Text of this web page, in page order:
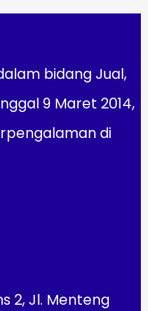
bidang Jual,
9 Maret 2014,
di
2, Jl. Menteng